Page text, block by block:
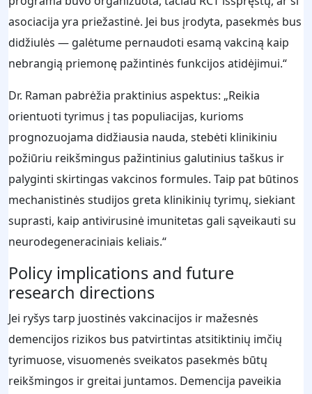
asociacija yra priežastinė. Jei bus įrodyta, pasekmės bus
didžiulės — galėtume pernaudoti esamą vakciną kaip
nebrangią priemonę pažintinės funkcijos atidėjimui.“
Dr. Raman pabrėžia praktinius aspektus: „Reikia
orientuoti tyrimus į tas populiacijas, kurioms
prognozuojama didžiausia nauda, stebėti klinikiniu
požiūriu reikšmingus pažintinius galutinius taškus ir
palyginti skirtingas vakcinos formules. Taip pat būtinos
mechanistinės studijos greta klinikinių tyrimų, siekiant
suprasti, kaip antivirusinė imunitetas gali sąveikauti su
neurodegeneraciniais keliais.“
Policy implications and future
research directions
Jei ryšys tarp juostinės vakcinacijos ir mažesnės
demencijos rizikos bus patvirtintas atsitiktinių imčių
tyrimuose, visuomenės sveikatos pasekmės būtų
reikšmingos ir greitai juntamos. Demencija paveikia